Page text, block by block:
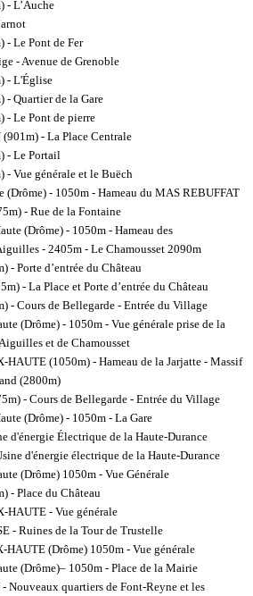
- L’Auche
- Le Pont de Fer
- Avenue de Grenoble
- L'Église
- Quartier de la Gare
- Le Pont de pierre
- La Place Centrale
- Le Portail
- Vue générale et le Buëch
(Drôme) - 1050m - Hameau du MAS REBUFFAT
- Rue de la Fontaine
(Drôme) - 1050m - Hameau des
- 2405m - Le Chamousset 2090m
- Porte d’entrée du Château
- La Place et Porte d’entrée du Château
- Cours de Bellegarde - Entrée du Village
(Drôme) - 1050m - Vue générale prise de la
et de Chamousset
HAUTE (1050m) - Hameau de la Jarjatte - Massif
(2800m)
- Cours de Bellegarde - Entrée du Village
(Drôme) - 1050m - La Gare
d'énergie Électrique de la Haute-Durance
d'énergie électrique de la Haute-Durance
(Drôme) 1050m - Vue Générale
- Place du Château
HAUTE - Vue générale
- Ruines de la Tour de Trustelle
HAUTE (Drôme) 1050m - Vue générale
(Drôme)– 1050m - Place de la Mairie
Nouveaux quartiers de Font-Reyne et les